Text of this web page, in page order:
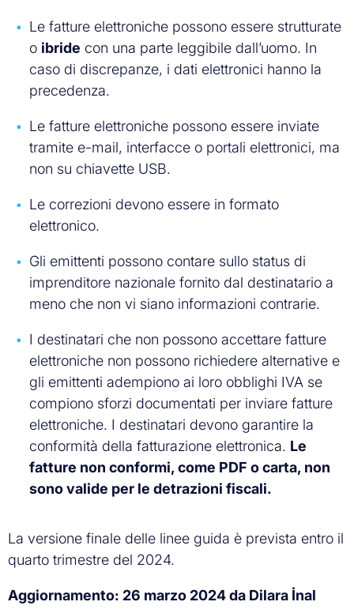
Le fatture elettroniche possono essere strutturate
o ibride con una parte leggibile dall’uomo. In
caso di discrepanze, i dati elettronici hanno la
precedenza.
Le fatture elettroniche possono essere inviate
tramite e-mail, interfacce o portali elettronici, ma
non su chiavette USB.
Le correzioni devono essere in formato
elettronico.
Gli emittenti possono contare sullo status di
imprenditore nazionale fornito dal destinatario a
meno che non vi siano informazioni contrarie.
I destinatari che non possono accettare fatture
elettroniche non possono richiedere alternative e
gli emittenti adempiono ai loro obblighi IVA se
compiono sforzi documentati per inviare fatture
elettroniche. I destinatari devono garantire la
conformità della fatturazione elettronica. Le
fatture non conformi, come PDF o carta, non
sono valide per le detrazioni fiscali.
La versione finale delle linee guida è prevista entro il
quarto trimestre del 2024.
Aggiornamento: 26 marzo 2024 da Dilara İnal